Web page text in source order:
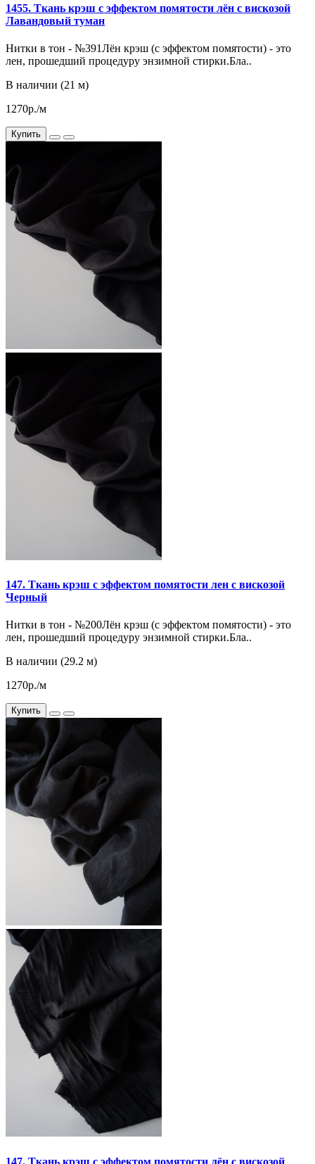
1455. Ткань крэш с эффектом помятости лён с вискозой
Лавандовый туман
Нитки в тон - №391Лён крэш (с эффектом помятости) - это
лен, прошедший процедуру энзимной стирки.Бла..
В наличии (21 м)
1270р./м
Купить
147. Ткань крэш с эффектом помятости лен с вискозой
Черный
Нитки в тон - №200Лён крэш (с эффектом помятости) - это
лен, прошедший процедуру энзимной стирки.Бла..
В наличии (29.2 м)
1270р./м
Купить
147. Ткань крэш с эффектом помятости лён с вискозой